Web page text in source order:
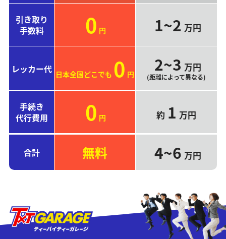
引き取り
手数料
0 円 1~2 万円
レッカー代 日本全国どこでも 0 円 2~3 万円
(距離によって異なる)
手続き
代行費用
0 円 約 1 万円
合計 無料 4~6 万円